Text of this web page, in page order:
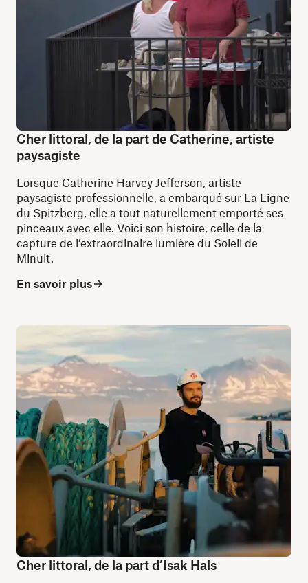
Cher littoral, de la part de Catherine, artiste
paysagiste
Lorsque Catherine Harvey Jefferson, artiste
paysagiste professionnelle, a embarqué sur La Ligne
du Spitzberg, elle a tout naturellement emporté ses
pinceaux avec elle. Voici son histoire, celle de la
capture de l’extraordinaire lumière du Soleil de
Minuit.
En savoir plus
Cher littoral, de la part d’Isak Hals